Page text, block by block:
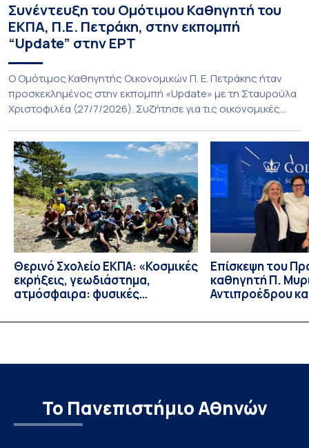
Συνέντευξη του Ομότιμου Καθηγητή του
ΕΚΠΑ, Π.Ε. Πετράκη, στην εκπομπή
“Update” στην ΕΡΤ
O Ομότιμος Καθηγητής Οικονομικών Π. Ε. Πετράκης ήταν
προσκεκλημένος στην εκπομπή «Update» με τη Σταυρούλα
Χριστοφιλέα (27/7/2026). Συζήτησε για τις οικονομικές
Ευρώπη από τις εξελίξεις στον πόλεμο ΗΠΑ – Ιράν, καθώς
και για τη διακύμανση των τιμών στα καύσιμα. Για να δείτε τη
συνέντευξη, πατήστε εδώ.
Θερινό Σχολείο ΕΚΠΑ: «Κοσμικές
εκρήξεις, γεωδιάστημα,
ατμόσφαιρα: φυσικές
βιολογικές επιδράσεις»
Eπίσκεψη του
καθηγητή Π.
Αντιπροέδρου
Νοσηλευτικής
Το Πανεπιστήμιο Αθηνών